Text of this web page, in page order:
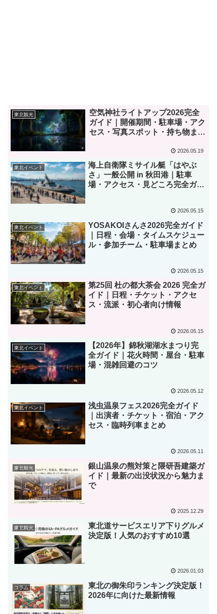
東北観光
空気神社ライトアップ2026完全
ガイド｜開催期間・駐車場・アク
セス・写真スポット・持ち物まで
2026.05.19
東北イベント
海上自衛隊ミサイル艇「はやぶ
さ」一般公開 in 秋田港｜駐車
場・アクセス・見どころ完全ガイ
2026.05.15
東北イベント
YOSAKOIさんさ2026完全ガイド
｜日程・会場・タイムスケジュー
ル・参加チーム・駐車場まとめ
2026.05.15
東北イベント
第25回 杜の都大茶会 2026 完全ガ
イド｜日程・チケット・アクセ
ス・流派・初心者向け情報
2026.05.15
東北イベント
【2026年】錦秋湖湖水まつり完
全ガイド｜花火時間・屋台・駐車
場・混雑回避のコツ
2026.05.12
東北イベント
浅虫温泉フェス2026完全ガイド
｜出演者・チケット・宿泊・アク
セス・臨時列車まとめ
2026.05.11
東北観光
銀山温泉の熊対策と隈研吾建築ガ
イド｜最新の出没状況から魅力ま
で
2025.12.29
東北観光
東北道サービスエリア下りグルメ
決定版！人気のおすすめ10選
2026.01.03
コラム
東北の御朱印ランキング決定版！
2026年に向けた最新情報